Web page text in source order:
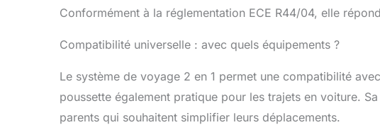
Conformément à la réglementation ECE R44/04, elle
Compatibilité universelle : avec quels équipements ?
Le système de voyage 2 en 1 permet une compatibilité
poussette également pratique pour les trajets en voiture.
parents qui souhaitent simplifier leurs déplacements.